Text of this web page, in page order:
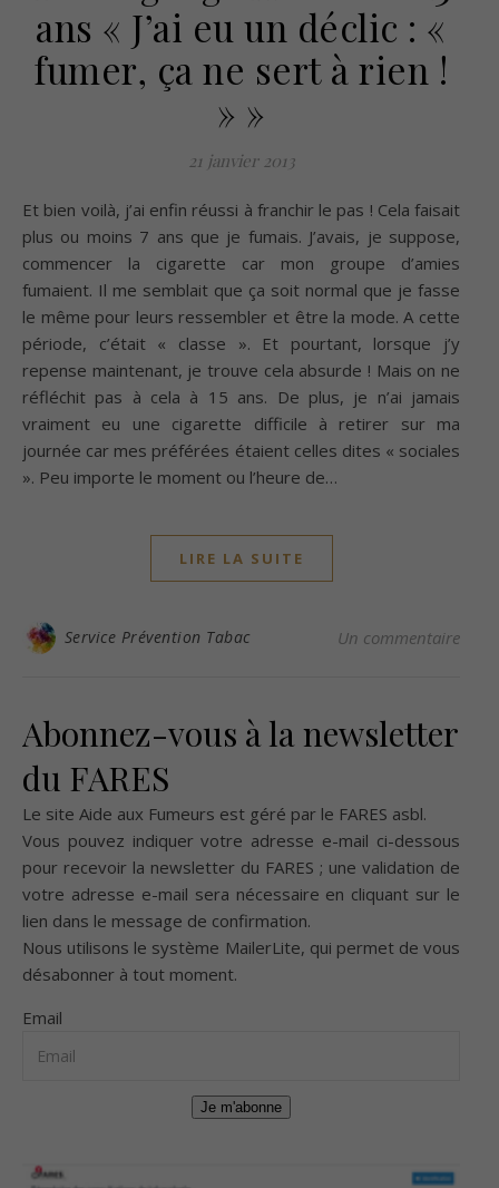
ans « J’ai eu un déclic : «
fumer, ça ne sert à rien !
» »
21 janvier 2013
Et bien voilà, j’ai enfin réussi à franchir le pas ! Cela faisait
plus ou moins 7 ans que je fumais. J’avais, je suppose,
commencer la cigarette car mon groupe d’amies
fumaient. Il me semblait que ça soit normal que je fasse
le même pour leurs ressembler et être la mode. A cette
période, c’était « classe ». Et pourtant, lorsque j’y
repense maintenant, je trouve cela absurde ! Mais on ne
réfléchit pas à cela à 15 ans. De plus, je n’ai jamais
vraiment eu une cigarette difficile à retirer sur ma
journée car mes préférées étaient celles dites « sociales
». Peu importe le moment ou l’heure de…
LIRE LA SUITE
Service Prévention Tabac Un commentaire
Abonnez-vous à la newsletter
du FARES
Le site Aide aux Fumeurs est géré par le FARES asbl.
Vous pouvez indiquer votre adresse e-mail ci-dessous
pour recevoir la newsletter du FARES ; une validation de
votre adresse e-mail sera nécessaire en cliquant sur le
lien dans le message de confirmation.
Nous utilisons le système MailerLite, qui permet de vous
désabonner à tout moment.
Email
Je m'abonne